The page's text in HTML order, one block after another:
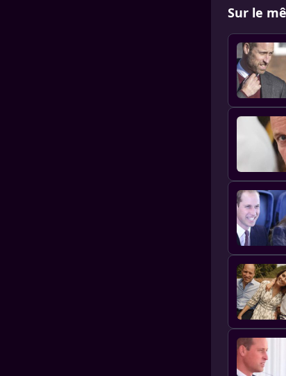
Sur le